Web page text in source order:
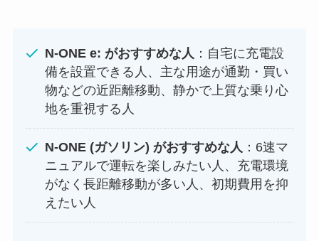
N-ONE e: がおすすめな人 ：自宅に充電設
備を設置できる人、主な用途が通勤・買い
物などの近距離移動、静かで上質な乗り心
地を重視する人
N-ONE (ガソリン) がおすすめな人 ：6速マ
ニュアルで運転を楽しみたい人、充電環境
がなく長距離移動が多い人、初期費用を抑
えたい人